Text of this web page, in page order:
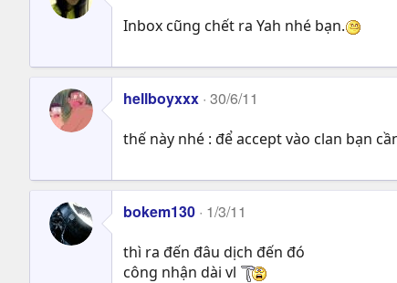
Inbox cũng chết ra Yah nhé bạn.
hellboyxxx 30/6/11
thế này nhé : để accept vào clan bạn
bokem130 1/3/11
thì ra đến đâu dịch đến đó
công nhận dài vl